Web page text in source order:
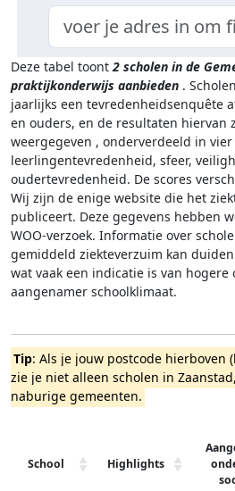
Deze tabel toont2 scholen in de
praktijkonderwijs aanbieden .
jaarlijks een tevredenheidsenquête
en ouders, en de resultaten hiervan
weergegeven , onderverdeeld in
leerlingentevredenheid, sfeer,
oudertevredenheid. De scores
Wij zijn de enige website die het
publiceert. Deze gegevens hebben
WOO-verzoek. Informatie over
gemiddeld ziekteverzuim kan
wat vaak een indicatie is van
aangenamer schoolklimaat.
Tip: Als je jouw postcode hierboven
zie je niet alleen scholen in
naburige gemeenten.
School Highlights